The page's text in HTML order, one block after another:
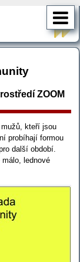
ZOOM
kteří jsou
probíhají formou
další období.
lednové